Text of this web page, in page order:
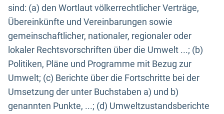
sind: (a) den Wortlaut völkerrechtlicher Verträge,
Übereinkünfte und Vereinbarungen sowie
gemeinschaftlicher, nationaler, regionaler oder
lokaler Rechtsvorschriften über die Umwelt ...; (b)
Politiken, Pläne und Programme mit Bezug zur
Umwelt; (c) Berichte über die Fortschritte bei der
Umsetzung der unter Buchstaben a) und b)
genannten Punkte, ...; (d) Umweltzustandsberichte